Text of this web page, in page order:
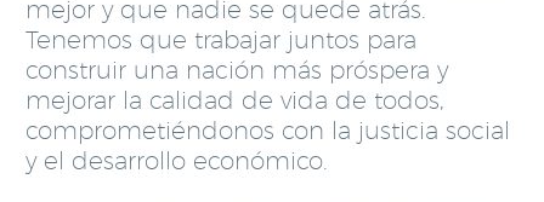
mejor y que nadie se quede atrás.
Tenemos que trabajar juntos para
construir una nación más próspera y
mejorar la calidad de vida de todos,
comprometiéndonos con la justicia social
y el desarrollo económico.